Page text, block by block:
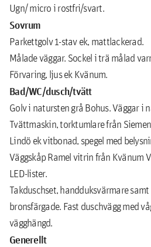
Ugn/ micro i rostfri/svart.
Sovrum
Parkettgolv 1-stav ek, mattlackerad.
Målade väggar. Sockel i trä målad
Förvaring, ljus ek Kvänum.
Bad/WC/dusch/tvätt
Golv i natursten grå Bohus. Väggar i
Tvättmaskin, torktumlare från
Lindö ek vitbonad, spegel med
Väggskåp Ramel vitrin från Kvänum
LED-lister.
Takduschset, handduksvärmare
bronsfärgade. Fast duschvägg med
vägghängd.
Generellt